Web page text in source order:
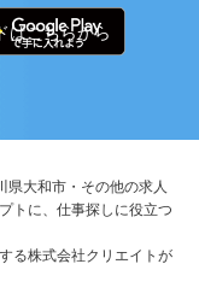
はこちらから
県大和市・その他の求人
トに、仕事探しに役立つ
る株式会社クリエイトが